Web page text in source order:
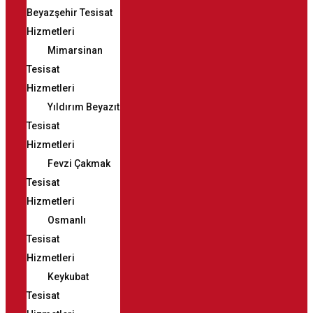
Beyazşehir Tesisat
Hizmetleri
Mimarsinan
Tesisat
Hizmetleri
Yıldırım Beyazıt
Tesisat
Hizmetleri
Fevzi Çakmak
Tesisat
Hizmetleri
Osmanlı
Tesisat
Hizmetleri
Keykubat
Tesisat